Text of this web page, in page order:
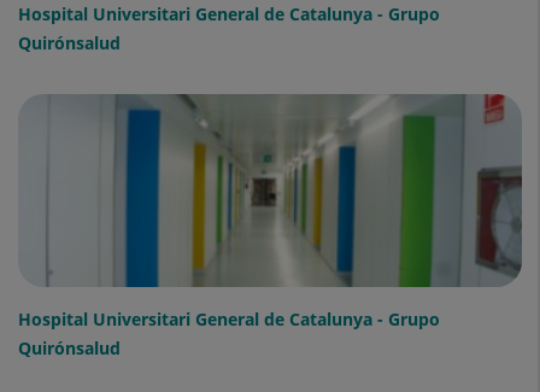
Hospital Universitari General de Catalunya - Grupo
Quirónsalud
Hospital Universitari General de Catalunya - Grupo
Quirónsalud